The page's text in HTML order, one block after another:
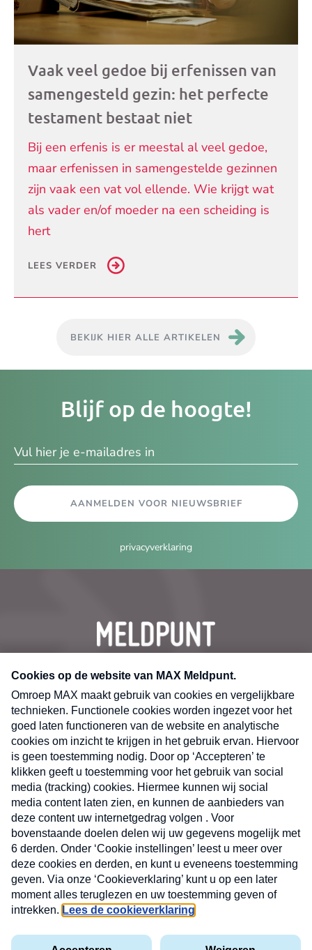
Vaak veel gedoe bij erfenissen van
samengesteld gezin: het perfecte
testament bestaat niet
Bij een erfenis is er meestal al veel gedoe,
maar erfenissen in samengestelde gezinnen
zijn vaak een vat vol ellende. Wie krijgt wat
als vader en/of moeder na een scheiding is
hert
LEES VERDER
BEKIJK HIER ALLE ARTIKELEN
Blijf op de hoogte!
AANMELDEN VOOR NIEUWSBRIEF
privacyverklaring
CONTACT
Volg ons op
MAX
Cookieverklaring
Kwetsbaarheid
X
Nieuwsbrief
Neem hier een gratis abonnement op de MAX
Consumenten nieuwsbrief. Elke maandag en
donderdag in uw mailbox.